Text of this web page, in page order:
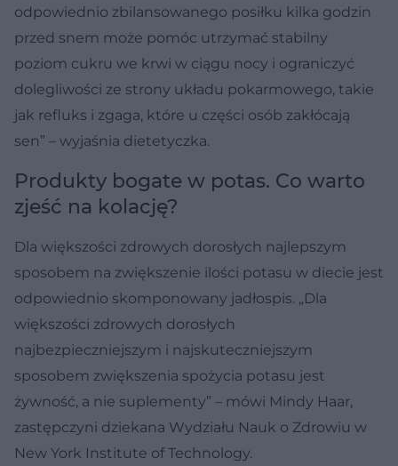
odpowiednio zbilansowanego posiłku kilka godzin
przed snem może pomóc utrzymać stabilny
poziom cukru we krwi w ciągu nocy i ograniczyć
dolegliwości ze strony układu pokarmowego, takie
jak refluks i zgaga, które u części osób zakłócają
sen” – wyjaśnia dietetyczka.
Produkty bogate w potas. Co warto
zjeść na kolację?
Dla większości zdrowych dorosłych najlepszym
sposobem na zwiększenie ilości potasu w diecie jest
odpowiednio skomponowany jadłospis. „Dla
większości zdrowych dorosłych
najbezpieczniejszym i najskuteczniejszym
sposobem zwiększenia spożycia potasu jest
żywność, a nie suplementy” – mówi Mindy Haar,
zastępczyni dziekana Wydziału Nauk o Zdrowiu w
New York Institute of Technology.